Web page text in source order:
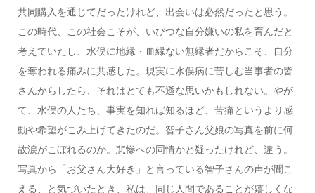
共同購入を通じてだったけれど、出会いは必然だったと思う。
この時代、この社会こそが、いびつな自分嫌いの私を育んだと
考えていたし、水俣に地縁・血縁ない無縁者だからこそ、自分
を奪われる痛みに共感した。現実に水俣病に苦しむ当事者の皆
さんからしたら、それはとても不遜な思いかもしれない。やが
て、水俣の人たち、事実を知れば知るほど、苦痛というより感
動や希望がこみ上げてきたのだ。智子さん父娘の写真を前に何
故涙がこぼれるのか。悲惨への同情かと疑ったけれど、違う。
写真から「お父さん大好き」と言っている智子さんの声が聞こ
える、と気づいたとき、私は、同じ人間であることが嬉しくな